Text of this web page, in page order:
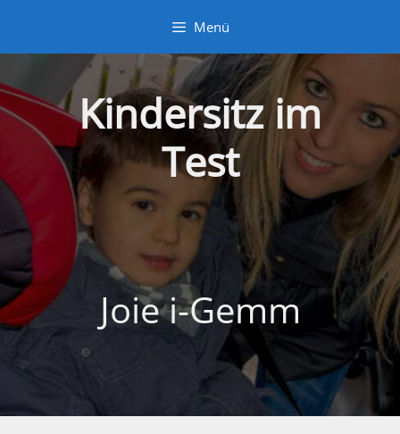
springen
Menü
Kindersitz im
Test
Joie i-Gemm